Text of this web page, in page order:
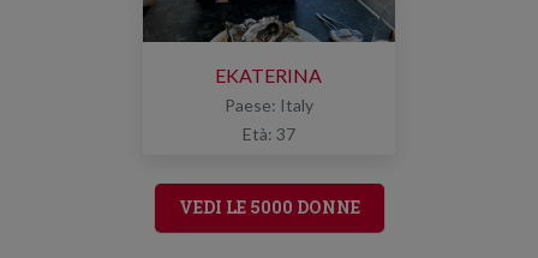
EKATERINA
Paese: Italy
Età: 37
VEDI LE 5000 DONNE